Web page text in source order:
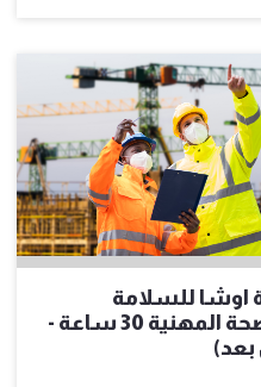
اوشا للسلامة
والصحة المهنية 30 ساعة -